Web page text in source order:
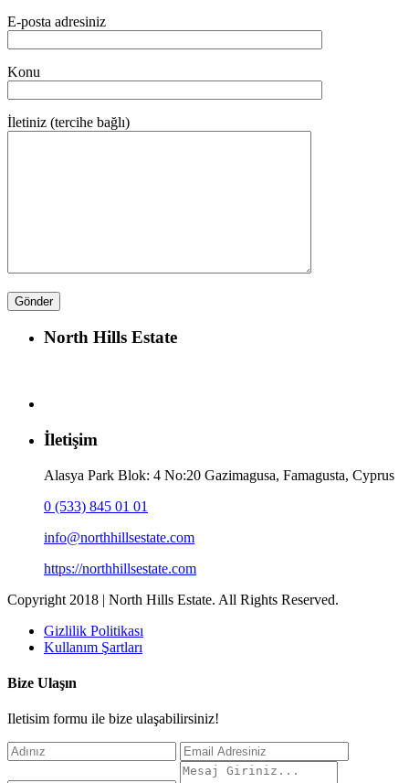
E-posta adresiniz
Konu
İletiniz (tercihe bağlı)
North Hills Estate
İletişim
Alasya Park Blok: 4 No:20 Gazimagusa, Famagusta, Cyprus
0 (533) 845 01 01
info@northhillsestate.com
https://northhillsestate.com
Copyright 2018 | North Hills Estate. All Rights Reserved.
Gizlilik Politikası
Kullanım Şartları
Bize Ulaşın
Iletisim formu ile bize ulaşabilirsiniz!